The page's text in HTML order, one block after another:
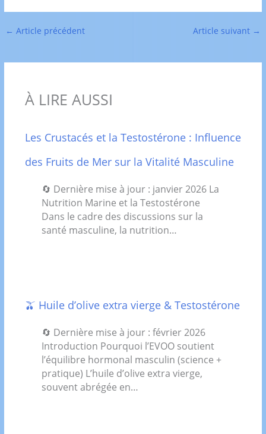
← Article précédent Article suivant →
À LIRE AUSSI
Les Crustacés et la Testostérone : Influence
des Fruits de Mer sur la Vitalité Masculine
🔄 Dernière mise à jour : janvier 2026 La
Nutrition Marine et la Testostérone
Dans le cadre des discussions sur la
santé masculine, la nutrition…
🫒 Huile d’olive extra vierge & Testostérone
🔄 Dernière mise à jour : février 2026
Introduction Pourquoi l’EVOO soutient
l’équilibre hormonal masculin (science +
pratique) L’huile d’olive extra vierge,
souvent abrégée en…